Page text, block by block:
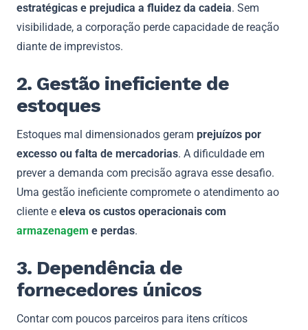
estratégicas e prejudica a fluidez da cadeia. Sem
visibilidade, a corporação perde capacidade de reação
diante de imprevistos.
2. Gestão ineficiente de
estoques
Estoques mal dimensionados geram prejuízos por
excesso ou falta de mercadorias. A dificuldade em
prever a demanda com precisão agrava esse desafio.
Uma gestão ineficiente compromete o atendimento ao
cliente e eleva os custos operacionais com
armazenagem e perdas.
3. Dependência de
fornecedores únicos
Contar com poucos parceiros para itens críticos